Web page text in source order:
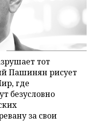
тот
Пашинян рисует
где
безусловно
за свои